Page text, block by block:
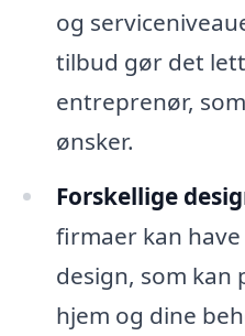
og
tilbud gør det
entreprenør,
ønsker.
Forskellige
firmaer kan
design, som kan
hjem og dine